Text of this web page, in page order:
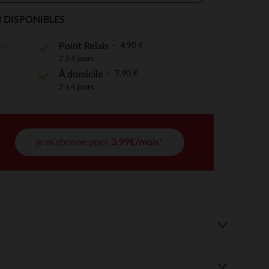
de confidentialité, en garantissant la conformité avec
Point Relais 4,90 €
2 à 4 jours
À domicile 7,90 €
2 à 4 jours
je m'abonne pour 3,99€/mois*